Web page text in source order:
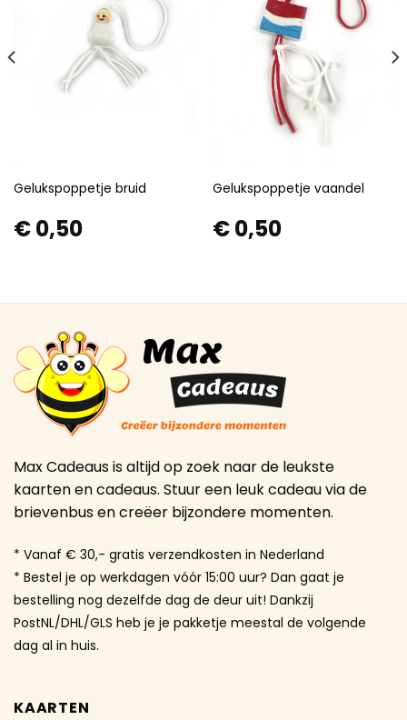
Gelukspoppetje bruid
€0,50
Gelukspoppetje vaandel
€0,50
Max Cadeaus is altijd op zoek naar de leukste
kaarten en cadeaus. Stuur een leuk cadeau via de
brievenbus en creëer bijzondere momenten.
* Vanaf € 30,- gratis verzendkosten in Nederland
* Bestel je op werkdagen vóór 15:00 uur? Dan gaat je
bestelling nog dezelfde dag de deur uit! Dankzij
PostNL/DHL/GLS heb je je pakketje meestal de volgende
dag al in huis.
KAARTEN